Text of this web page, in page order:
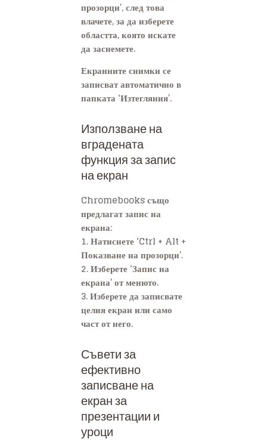
прозорци’, след това
влачете, за да изберете
областта, която искате
да заснемете.
Екранните снимки се
записват автоматично в
папката ‘Изтегляния’.
Използване на
вградената
функция за запис
на екран
Chromebooks също
предлагат запис на
екрана:
1. Натиснете ‘Ctrl + Alt +
Показване на прозорци’.
2. Изберете ‘Запис на
екрана’ от менюто.
3. Изберете да записвате
целия екран или само
част от него.
Съвети за
ефективно
записване на
екран за
презентации и
уроци